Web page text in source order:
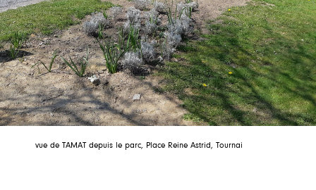
vue de TAMAT depuis le parc, Place Reine Astrid, Tournai